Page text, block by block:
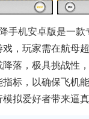
手机安卓版是一
，玩家需在航母
落，极具挑战性
标，以确保飞机
拟爱好者带来逼